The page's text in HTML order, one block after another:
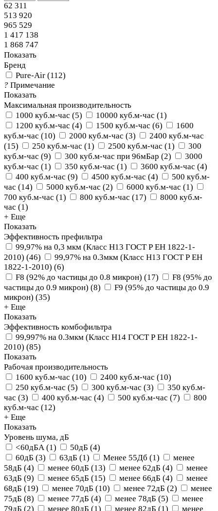
62 311
513 920
965 529
1 417 138
1 868 747
Показать
Бренд
Pure-Air (112)
? Примечание
Показать
Максимальная производительность
1000 куб.м-час (5) 10000 куб.м-час (1)
1200 куб.м-час (4) 1500 куб.м-час (6)
1600
куб.м-час (10) 2000 куб.м-час (3)
2400 куб.м-час
(15) 250 куб.м-час (1) 2500 куб.м-час (1)
300
куб.м-час (9) 300 куб.м-час при 96мБар (2)
3000
куб.м-час (1) 350 куб.м-час (1) 3600 куб.м-час (4)
400 куб.м-час (9) 4500 куб.м-час (4)
500 куб.м-
час (14) 5000 куб.м-час (2) 6000 куб.м-час (1)
700 куб.м-час (1) 800 куб.м-час (17)
8000 куб.м-
час (1)
+ Еще
Показать
Эффективность префильтра
99,97% на 0,3 мкм (Класс Н13 ГОСТ Р ЕН 1822-1-
2010) (46)
99,97% на 0.3мкм (Класс Н13 ГОСТ Р ЕН
1822-1-2010) (6)
F8 (92% до частицы до 0.8 микрон) (17)
F8 (95% до
частицы до 0.9 микрон) (8)
F9 (95% до частицы до 0.9
микрон) (35)
+ Еще
Показать
Эффективность комбофильтра
99,997% на 0.3мкм (Класс Н14 ГОСТ Р ЕН 1822-1-
2010) (85)
Показать
Рабочая производительность
1600 куб.м-час (10) 2400 куб.м-час (10)
250 куб.м-час (5) 300 куб.м-час (3)
350 куб.м-
час (3) 400 куб.м-час (4) 500 куб.м-час (7)
800
куб.м-час (12)
+ Еще
Показать
Уровень шума, дБ
<60дБА (1) 50дБ (4)
60дБ (3) 63дБ (1) Менее 55Дб (1)
менее
58дБ (4) менее 60дБ (13) менее 62дБ (4)
менее
63дБ (9) менее 65дБ (15) менее 66дБ (4)
менее
68дБ (19) менее 70дБ (10) менее 72дБ (2)
менее
75дБ (8) менее 77дБ (4) менее 78дБ (5)
менее
79дБ (2) менее 80дБ (1) менее 82дБ (1)
менее